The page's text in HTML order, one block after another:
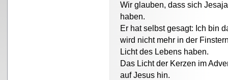
Wir glauben, dass sich
haben.
Er hat selbst gesagt: Ich bin
wird nicht mehr in der
Licht des Lebens haben.
Das Licht der Kerzen im
auf Jesus hin.